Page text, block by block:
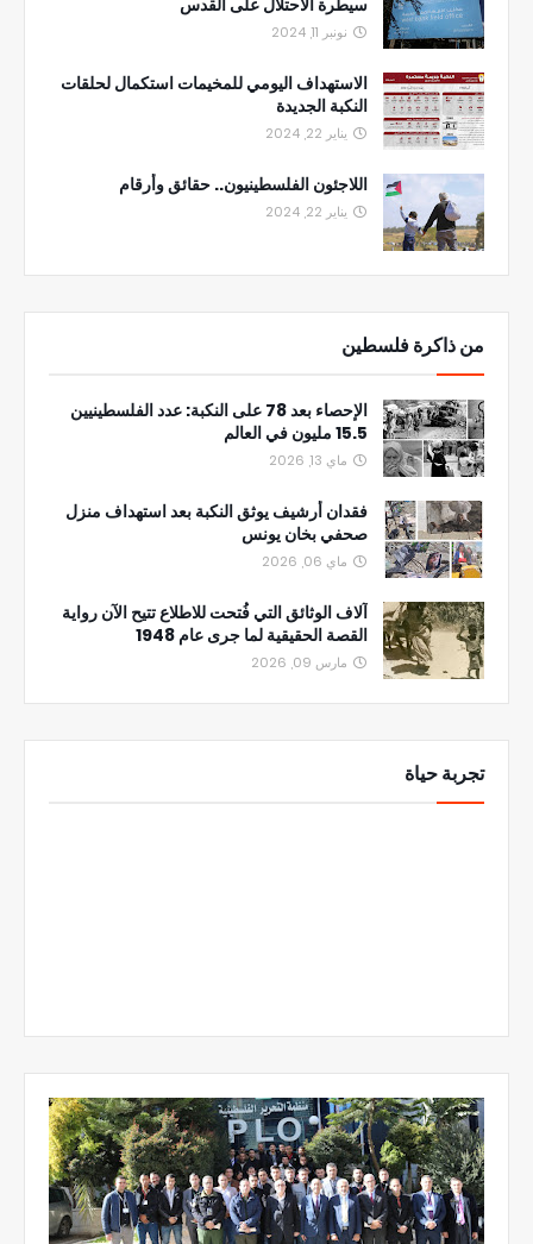
نونبر 11, 2024
الاستهداف اليومي للمخيمات استكمال لحلقات
النكبة الجديدة
يناير 22, 2024
اللاجئون الفلسطينيون.. حقائق وأرقام
يناير 22, 2024
من ذاكرة فلسطين
الإحصاء بعد 78 على النكبة: عدد الفلسطينيين
15.5 مليون في العالم
ماي 13, 2026
فقدان أرشيف يوثق النكبة بعد استهداف منزل
صحفي بخان يونس
ماي 06, 2026
آلاف الوثائق التي فُتحت للاطلاع تتيح الآن رواية
القصة الحقيقية لما جرى عام 1948
مارس 09, 2026
تجربة حياة